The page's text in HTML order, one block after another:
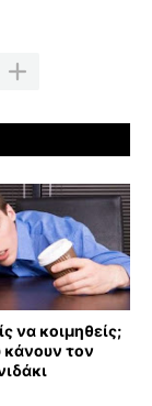
να κοιμηθείς;
τον